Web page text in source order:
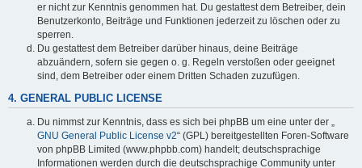
er nicht zur Kenntnis genommen hat. Du gestattest dem Betreiber, dein
Benutzerkonto, Beiträge und Funktionen jederzeit zu löschen oder zu
sperren.
Du gestattest dem Betreiber darüber hinaus, deine Beiträge
abzuändern, sofern sie gegen o. g. Regeln verstoßen oder geeignet
sind, dem Betreiber oder einem Dritten Schaden zuzufügen.
4. GENERAL PUBLIC LICENSE
Du nimmst zur Kenntnis, dass es sich bei phpBB um eine unter der „
GNU General Public License v2“ (GPL) bereitgestellten Foren-Software
von phpBB Limited (www.phpbb.com) handelt; deutschsprachige
Informationen werden durch die deutschsprachige Community unter